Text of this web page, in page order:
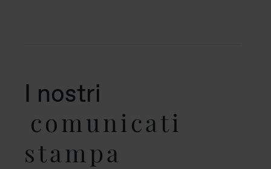
I nostri
comunicati
stampa